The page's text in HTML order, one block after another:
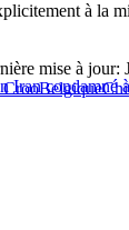
à la
Iran condamné
mise à jour:
Belgique